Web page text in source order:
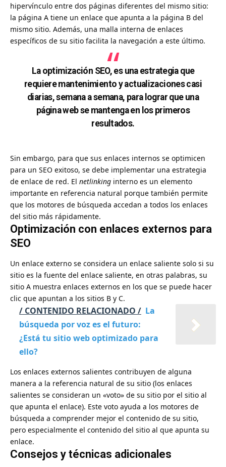
hipervínculo entre dos páginas diferentes del mismo sitio:
la página A tiene un enlace que apunta a la página B del
mismo sitio. Además, una malla interna de enlaces
específicos de su sitio facilita la navegación a este último.
La optimización SEO, es una estrategia que
requiere mantenimiento y actualizaciones casi
diarias, semana a semana, para lograr que una
página web se mantenga en los primeros
resultados.
Sin embargo, para que sus enlaces internos se optimicen
para un SEO exitoso, se debe implementar una estrategia
de enlace de red. El netlinking interno es un elemento
importante en referencia natural porque también permite
que los motores de búsqueda accedan a todos los enlaces
del sitio más rápidamente.
Optimización con enlaces externos para
SEO
Un enlace externo se considera un enlace saliente solo si su
sitio es la fuente del enlace saliente, en otras palabras, su
sitio A muestra enlaces externos en los que se puede hacer
clic que apuntan a los sitios B y C.
/ CONTENIDO RELACIONADO / La
búsqueda por voz es el futuro:
¿Está tu sitio web optimizado para
ello?
Los enlaces externos salientes contribuyen de alguna
manera a la referencia natural de su sitio (los enlaces
salientes se consideran un «voto» de su sitio por el sitio al
que apunta el enlace). Este voto ayuda a los motores de
búsqueda a comprender mejor el contenido de su sitio,
pero especialmente el contenido del sitio al que apunta su
enlace.
Consejos y técnicas adicionales